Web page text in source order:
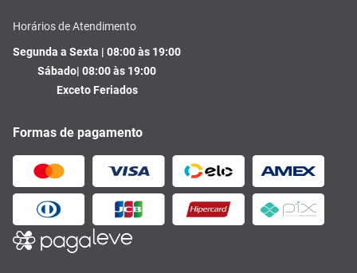
Horários de Atendimento
Segunda a Sexta | 08:00 às 19:00
Sábado| 08:00 às 19:00
Exceto Feriados
Formas de pagamento